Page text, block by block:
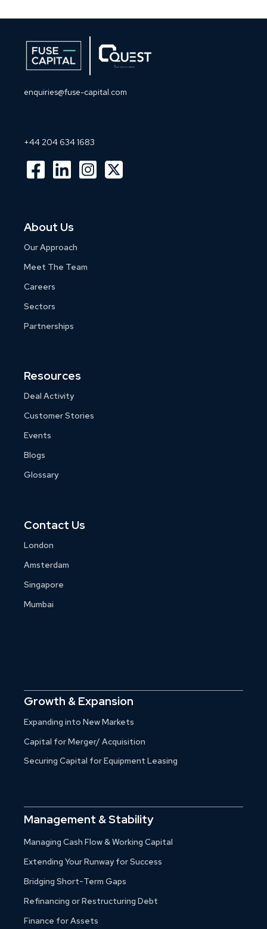
enquiries@fuse-capital.com
+44 204 634 1683
About Us
Our Approach
Meet The Team
Careers
Sectors
Partnerships
Resources
Deal Activity
Customer Stories
Events
Blogs
Glossary
Contact Us
London
Amsterdam
Singapore
Mumbai
Growth & Expansion
Expanding into New Markets
Capital for Merger/ Acquisition
Securing Capital for Equipment Leasing
Management & Stability
Managing Cash Flow & Working Capital
Extending Your Runway for Success
Bridging Short-Term Gaps
Refinancing or Restructuring Debt
Finance for Assets